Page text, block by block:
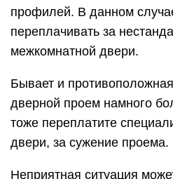
профилей. В данном
переплачивать за
межкомнатной двери.
Бывает и
дверной проем намного
тоже переплатите
двери, за сужение проема.
Неприятная ситуация